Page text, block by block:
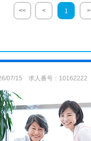
<< < 1 >
07/15 求人番号：10162222